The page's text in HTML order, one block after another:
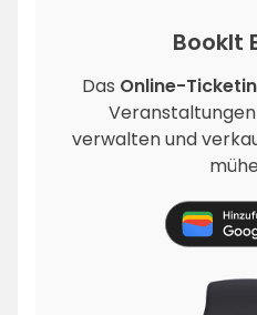
BookIt
Das Online-
verwalten und